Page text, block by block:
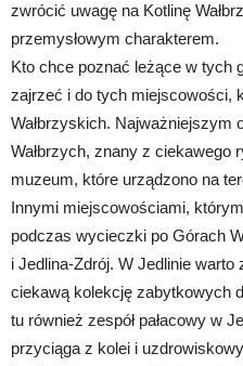
zwrócić uwagę na Kotlinę
przemysłowym charakterem.
Kto chce poznać leżące w tych
zajrzeć i do tych miejscowości,
Wałbrzyskich. Najważniejszym
Wałbrzych, znany z ciekawego
muzeum, które urządzono na
Innymi miejscowościami,
podczas wycieczki po Górach
i Jedlina-Zdrój. W Jedlinie
ciekawą kolekcję zabytkowych
tu również zespół pałacowy w
przyciąga z kolei i